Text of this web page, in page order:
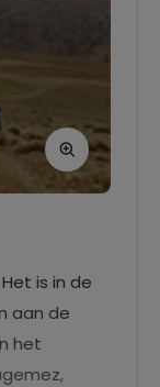
is in de
aan de
het